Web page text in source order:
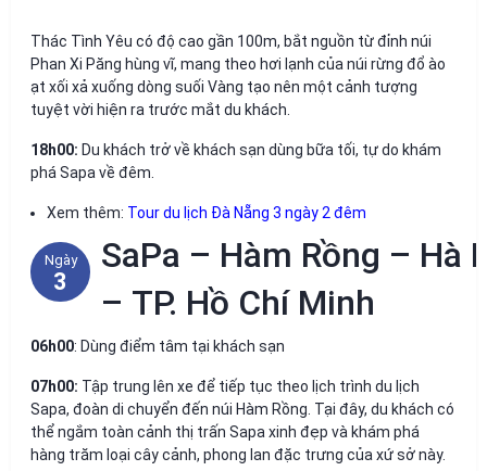
Thác Tình Yêu có độ cao gần 100m, bắt nguồn từ đỉnh núi
Phan Xi Păng hùng vĩ, mang theo hơi lạnh của núi rừng đổ ào
ạt xối xả xuống dòng suối Vàng tạo nên một cảnh tượng
tuyệt vời hiện ra trước mắt du khách.
18h00: Du khách trở về khách sạn dùng bữa tối, tự do khám
phá Sapa về đêm.
Xem thêm: Tour du lịch Đà Nẵng 3 ngày 2 đêm
Ngày
3
SaPa – Hàm Rồng – Hà
– TP. Hồ Chí Minh
06h00: Dùng điểm tâm tại khách sạn
07h00: Tập trung lên xe để tiếp tục theo lịch trình du lịch
Sapa, đoàn di chuyển đến núi Hàm Rồng. Tại đây, du khách có
thể ngắm toàn cảnh thị trấn Sapa xinh đẹp và khám phá
hàng trăm loại cây cảnh, phong lan đặc trưng của xứ sở này.